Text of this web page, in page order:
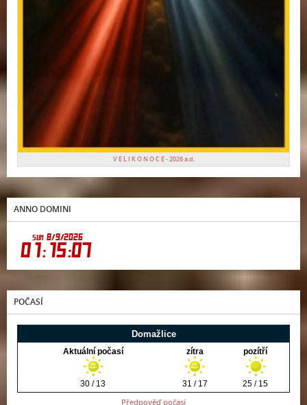
V E L I K O N O C E - 2026 a.d.
ANNO DOMINI
POČASÍ
Předpověď počasí